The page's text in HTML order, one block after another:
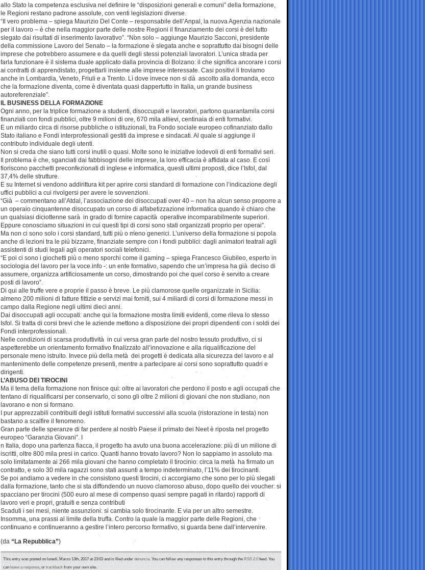
allo Stato la competenza esclusiva nel definire le “disposizioni generali e comuni” della formazione,
le Regioni restano padrone assolute, con venti legislazioni diverse.
“Il vero problema – spiega Maurizio Del Conte – responsabile dell’Anpal, la nuova Agenzia nazionale
per il lavoro – è che nella maggior parte delle nostre Regioni il finanziamento dei corsi è del tutto
slegato dai risultati di inserimento lavorativo”. “Non solo – aggiunge Maurizio Sacconi, presidente
della commissione Lavoro del Senato – la formazione è slegata anche e soprattutto dai bisogni delle
imprese che potrebbero assumere e da quelli degli stessi potenziali lavoratori. L’unica strada per
farla funzionare è il sistema duale applicato dalla provincia di Bolzano: il che significa ancorare i corsi
ai contratti di apprendistato, progettarli insieme alle imprese interessate. Casi positivi li troviamo
anche in Lombardia, Veneto, Friuli e a Trento. Lì dove invece non si dà ascolto alla domanda, ecco
che la formazione diventa, come è diventata quasi dappertutto in Italia, un grande business
autoreferenziale”.
IL BUSINESS DELLA FORMAZIONE
Ogni anno, per la triplice formazione a studenti, disoccupati e lavoratori, partono quarantamila corsi
finanziati con fondi pubblici, oltre 9 milioni di ore, 670 mila allievi, centinaia di enti formativi.
E un miliardo circa di risorse pubbliche o istituzionali, tra Fondo sociale europeo cofinanziato dallo
Stato italiano e Fondi interprofessionali gestiti da imprese e sindacati. Al quale si aggiunge il
contributo individuale degli utenti.
Non si creda che siano tutti corsi inutili o quasi. Molte sono le iniziative lodevoli di enti formativi seri.
Il problema è che, sganciati dai fabbisogni delle imprese, la loro efficacia è affidata al caso. E così
fioriscono pacchetti preconfezionati di inglese e informatica, questi ultimi proposti, dice l’Isfol, dal
37,4% delle strutture.
E su Internet si vendono addirittura kit per aprire corsi standard di formazione con l’indicazione degli
uffici pubblici a cui rivolgersi per avere le sovvenzioni.
“Già – commentano all’Atdal, l’associazione dei disoccupati over 40 – non ha alcun senso proporre a
un operaio cinquantenne disoccupato un corso di alfabetizzazione informatica quando è chiaro che
un qualsiasi diciottenne sarà in grado di fornire capacità operative incomparabilmente superiori.
Eppure conosciamo situazioni in cui questi tipi di corsi sono stati organizzati proprio per operai”.
Ma non ci sono solo i corsi standard, tutti più o meno generici. L’universo della formazione si popola
anche di lezioni tra le più bizzarre, finanziate sempre con i fondi pubblici: dagli animatori teatrali agli
assistenti di studi legali agli operatori sociali telefonici.
“E poi ci sono i giochetti più o meno sporchi come il gaming – spiega Francesco Giubileo, esperto in
sociologia del lavoro per la voce.info -: un ente formativo, sapendo che un’impresa ha già deciso di
assumere, organizza artificiosamente un corso, dimostrando poi che quel corso è servito a creare
posti di lavoro”.
Di qui alle truffe vere e proprie il passo è breve. Le più clamorose quelle organizzate in Sicilia:
almeno 200 milioni di fatture fittizie e servizi mai forniti, sui 4 miliardi di corsi di formazione messi in
campo dalla Regione negli ultimi dieci anni.
Dai disoccupati agli occupati: anche qui la formazione mostra limiti evidenti, come rileva lo stesso
Isfol. Si tratta di corsi brevi che le aziende mettono a disposizione dei propri dipendenti con i soldi dei
Fondi interprofessionali.
Nelle condizioni di scarsa produttività in cui versa gran parte del nostro tessuto produttivo, ci si
aspetterebbe un orientamento formativo finalizzato all’innovazione e alla riqualificazione del
personale meno istruito. Invece più della metà dei progetti è dedicata alla sicurezza del lavoro e al
mantenimento delle competenze presenti, mentre a partecipare ai corsi sono soprattutto quadri e
dirigenti.
L’ABUSO DEI TIROCINI
Ma il tema della formazione non finisce qui: oltre ai lavoratori che perdono il posto e agli occupati che
tentano di riqualificarsi per conservarlo, ci sono gli oltre 2 milioni di giovani che non studiano, non
lavorano e non si formano.
I pur apprezzabili contribuiti degli istituti formativi successivi alla scuola (ristorazione in testa) non
bastano a scalfire il fenomeno.
Gran parte delle speranze di far perdere al nostro Paese il primato dei Neet è riposta nel progetto
europeo “Garanzia Giovani”. I
n Italia, dopo una partenza fiacca, il progetto ha avuto una buona accelerazione: più di un milione di
iscritti, oltre 800 mila presi in carico. Quanti hanno trovato lavoro? Non lo sappiamo in assoluto ma
solo limitatamente ai 266 mila giovani che hanno completato il tirocinio: circa la metà ha firmato un
contratto, e solo 30 mila ragazzi sono stati assunti a tempo indeterminato, l’11% dei tirocinanti.
Se poi andiamo a vedere in che consistono questi tirocini, ci accorgiamo che sono per lo più slegati
dalla formazione, tanto che si sta diffondendo un nuovo clamoroso abuso, dopo quello dei voucher: si
spacciano per tirocini (500 euro al mese di compenso quasi sempre pagati in ritardo) rapporti di
lavoro veri e propri, gratuiti e senza contributi
Scaduti i sei mesi, niente assunzioni: si cambia solo tirocinante. E via per un altro semestre.
Insomma, una prassi al limite della truffa. Contro la quale la maggior parte delle Regioni, che
continuano e continueranno a gestire l’intero percorso formativo, si guarda bene dall’intervenire.
(da “La Repubblica”)
This entry was posted on lunedì, Marzo 13th, 2017 at 23:03 and is filed underdenuncia. You can follow any responses to this entry through theRSS 2.0feed. You
canleave a response, ortrackbackfrom your own site.